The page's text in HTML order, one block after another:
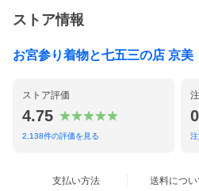
黒地のボレロにワンピース
ストア情報
お宮参り着物と七五三の店 京美
ストア評価
4.75
2,138件の評価を見る
支払い方法 送料につい